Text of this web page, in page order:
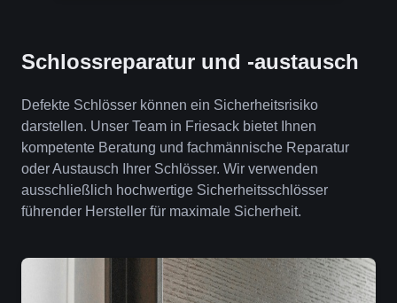
Schlossreparatur und -austausch
Defekte Schlösser können ein Sicherheitsrisiko
darstellen. Unser Team in Friesack bietet Ihnen
kompetente Beratung und fachmännische Reparatur
oder Austausch Ihrer Schlösser. Wir verwenden
ausschließlich hochwertige Sicherheitsschlösser
führender Hersteller für maximale Sicherheit.